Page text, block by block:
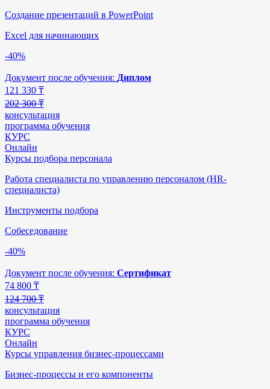
Создание презентаций в PowerPoint
Excel для начинающих
-40%
Документ после обучения: Диплом
121 330 ₸
202 300 ₸
консультация
программа обучения
КУРС
Онлайн
Курсы подбора персонала
Работа специалиста по управлению персоналом (HR-
специалиста)
Инструменты подбора
Собеседование
-40%
Документ после обучения: Сертификат
74 800 ₸
124 700 ₸
консультация
программа обучения
КУРС
Онлайн
Курсы управления бизнес-процессами
Бизнес-процессы и его компоненты